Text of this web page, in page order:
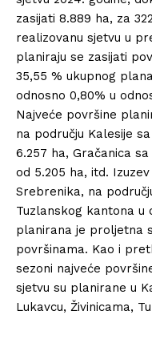
zasijati 8.889 ha, za
realizovanu sjetvu u
planiraju se zasijati
35,55 % ukupnog
odnosno 0,80% u
Najveće površine
na području Kalesije
6.257 ha, Gračanica
od 5.205 ha, itd.
Srebrenika, na
Tuzlanskog kantona u
planirana je proljetna
površinama. Kao i
sezoni najveće
sjetvu su planirane u
Lukavcu, Živinicama,